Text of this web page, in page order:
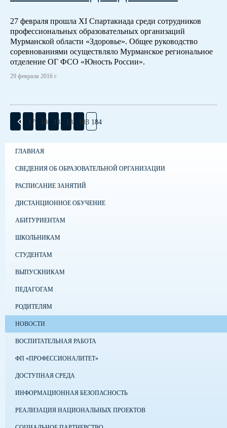
27 февраля прошла XI Спартакиада среди сотрудников
профессиональных образовательных организаций
Мурманской области «Здоровье». Общее руководство
соревнованиями осуществляло Мурманское региональное
отделение ОГ ФСО «Юность России».
29 февраля 2016 г.
179 180 181 182 183 184
ГЛАВНАЯ
СВЕДЕНИЯ ОБ ОБРАЗОВАТЕЛЬНОЙ ОРГАНИЗАЦИИ
РАСПИСАНИЕ ЗАНЯТИЙ
ДИСТАНЦИОННОЕ ОБУЧЕНИЕ
АБИТУРИЕНТАМ
ШКОЛЬНИКАМ
СТУДЕНТАМ
ВЫПУСКНИКАМ
ПЕДАГОГАМ
РОДИТЕЛЯМ
НОВОСТИ
ВОСПИТАТЕЛЬНАЯ РАБОТА
ФП «ПРОФЕССИОНАЛИТЕТ»
ДОСТУПНАЯ СРЕДА
ИНФОРМАЦИОННАЯ БЕЗОПАСНОСТЬ
РЕАЛИЗАЦИЯ НАЦИОНАЛЬНЫХ ПРОЕКТОВ